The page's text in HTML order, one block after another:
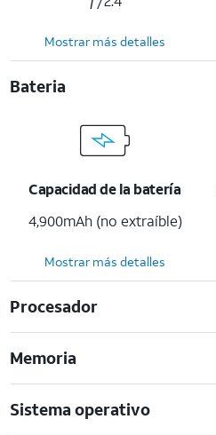
Mostrar más detalles
Bateria
Capacidad de la batería
4,900mAh (no extraíble)
Mostrar más detalles
Procesador
Memoria
Sistema operativo